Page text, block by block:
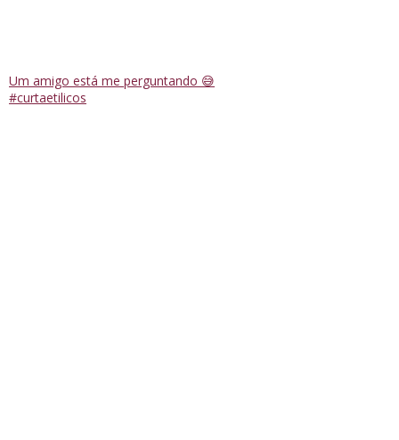
Um amigo está me perguntando 😅
#curtaetilicos